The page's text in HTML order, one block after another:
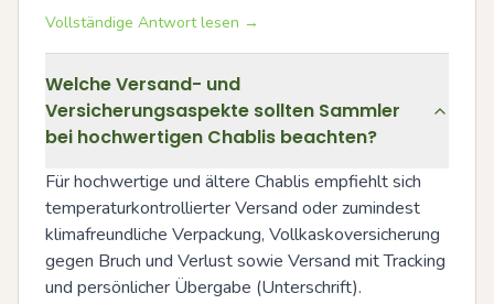
Vollständige Antwort lesen →
Welche Versand- und
Versicherungsaspekte sollten Sammler
bei hochwertigen Chablis beachten?
Für hochwertige und ältere Chablis empfiehlt sich
temperaturkontrollierter Versand oder zumindest
klimafreundliche Verpackung, Vollkaskoversicherung
gegen Bruch und Verlust sowie Versand mit Tracking
und persönlicher Übergabe (Unterschrift).